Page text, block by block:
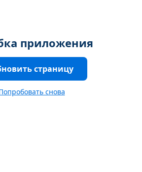
приложения
страницу
снова